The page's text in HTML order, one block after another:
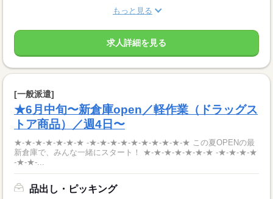
もっと見る
求人詳細を見る
[一般派遣]
★6月中旬〜新倉庫open／軽作業（ドラッグス
トア商品）／週4日〜
★-★-★-★-★-★-★ -★-★-★-★-★-★-★-★-★-★ この夏OPENの最
新倉庫で、みんな一緒にスタート！ ★-★-★-★-★-★-★ -★-★-★-★
-★-★-...
品出し・ピッキング